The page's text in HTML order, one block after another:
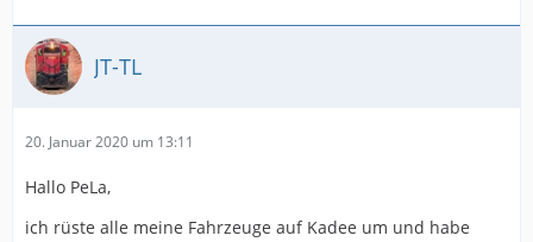
JT-TL
20. Januar 2020 um 13:11
Hallo PeLa,
ich rüste alle meine Fahrzeuge auf Kadee um und habe